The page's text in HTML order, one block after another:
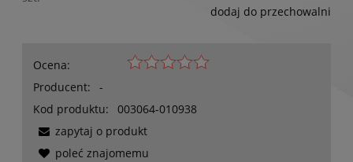
dodaj do przechowalni
Ocena:
Producent:
-
Kod produktu:
003064-010938
zapytaj o produkt
poleć znajomemu